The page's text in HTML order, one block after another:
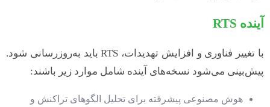
آینده RTS
با تغییر فناوری و افزایش تهدیدات، RTS باید به‌روزرسانی شود.
پیش‌بینی می‌شود نسخه‌های آینده شامل موارد زیر باشند:
هوش مصنوعی پیشرفته برای تحلیل الگوهای تراکنش و